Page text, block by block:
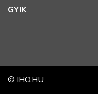
GYIK
© IHO.HU